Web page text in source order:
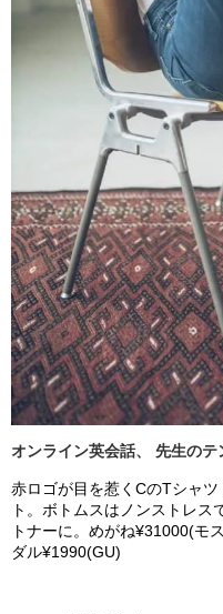
オンライン英会話、 先生の
赤ロゴが目を惹くCのTシャ
ト。ボトムスはノンストレス
トナーに。めがね¥31000(モ
ダル¥1990(GU)